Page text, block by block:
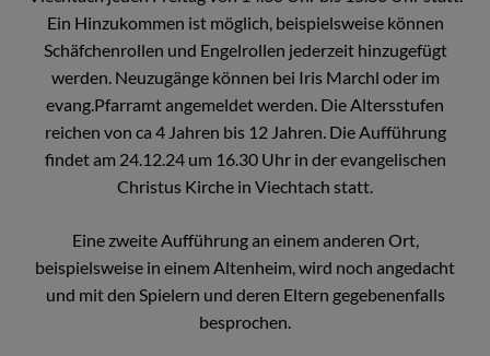
Ein Hinzukommen ist möglich, beispielsweise können
Schäfchenrollen und Engelrollen jederzeit hinzugefügt
werden. Neuzugänge können bei Iris Marchl oder im
evang.Pfarramt angemeldet werden. Die Altersstufen
reichen von ca 4 Jahren bis 12 Jahren. Die Aufführung
findet am 24.12.24 um 16.30 Uhr in der evangelischen
Christus Kirche in Viechtach statt.
Eine zweite Aufführung an einem anderen Ort,
beispielsweise in einem Altenheim, wird noch angedacht
und mit den Spielern und deren Eltern gegebenenfalls
besprochen.